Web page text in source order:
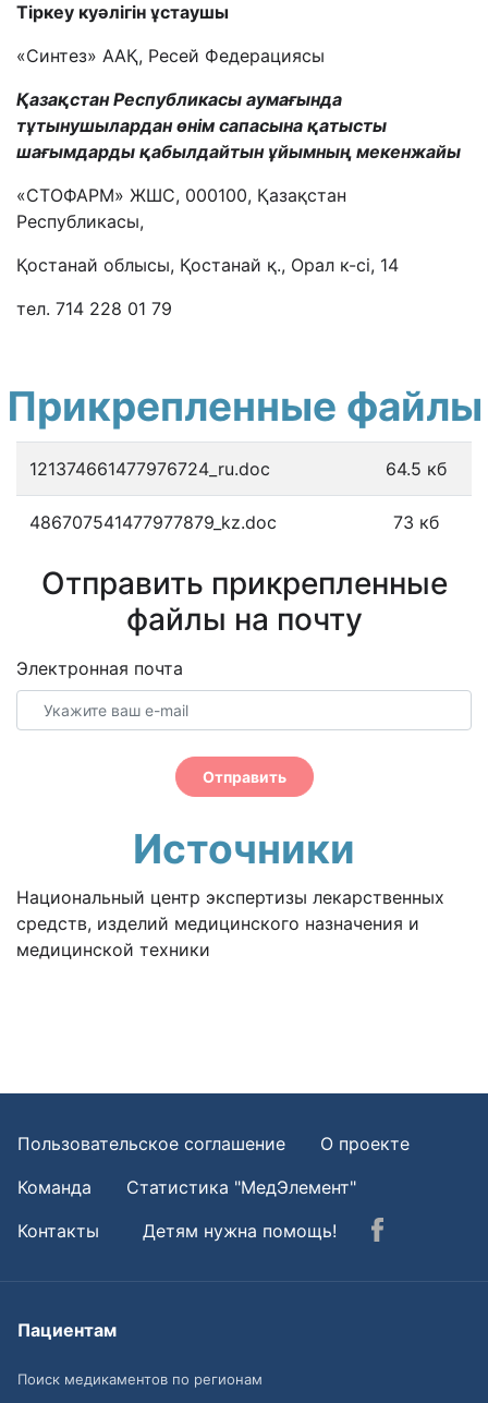
Тіркеу куәлігін ұстаушы
«Синтез» ААҚ, Ресей Федерациясы
Қазақстан Республикасы аумағында
тұтынушылардан өнім сапасына қатысты
шағымдарды қабылдайтын ұйымның мекенжайы
«СТОФАРМ» ЖШС, 000100, Қазақстан
Республикасы,
Қостанай облысы, Қостанай қ., Орал к-сі, 14
тел. 714 228 01 79
Прикрепленные файлы
121374661477976724_ru.doc 64.5 кб
486707541477977879_kz.doc 73 кб
Отправить прикрепленные
файлы на почту
Электронная почта
Отправить
Источники
Национальный центр экспертизы лекарственных
средств, изделий медицинского назначения и
медицинской техники
Пользовательское соглашение
О проекте
Команда
Статистика "МедЭлемент"
Контакты
Детям нужна помощь!
Пациентам
Поиск медикаментов по регионам